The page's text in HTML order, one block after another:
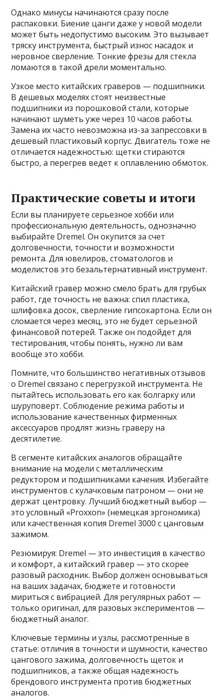
Однако минусы начинаются сразу после
распаковки. Биение цанги даже у новой модели
может быть недопустимо высоким. Это вызывает
тряску инструмента, быстрый износ насадок и
неровное сверление. Тонкие фрезы для стекла
ломаются в такой дрели моментально.
Узкое место китайских граверов — подшипники.
В дешевых моделях стоят неизвестные
подшипники из порошковой стали, которые
начинают шуметь уже через 10 часов работы.
Замена их часто невозможна из-за запрессовки в
дешевый пластиковый корпус. Двигатель тоже не
отличается надежностью: щетки стираются
быстро, а перегрев ведет к оплавлению обмоток.
Практические советы и итоги
Если вы планируете серьезное хобби или
профессиональную деятельность, однозначно
выбирайте Dremel. Он окупится за счет
долговечности, точности и возможности
ремонта. Для ювелиров, стоматологов и
моделистов это безальтернативный инструмент.
Китайский гравер можно смело брать для грубых
работ, где точность не важна: спил пластика,
шлифовка досок, сверление гипсокартона. Если он
сломается через месяц, это не будет серьезной
финансовой потерей. Также он подойдет для
тестирования, чтобы понять, нужно ли вам
вообще это хобби.
Помните, что большинство негативных отзывов
о Dremel связано с перегрузкой инструмента. Не
пытайтесь использовать его как болгарку или
шуруповерт. Соблюдение режима работы и
использование качественных фирменных
аксессуаров продлят жизнь граверу на
десятилетие.
В сегменте китайских аналогов обращайте
внимание на модели с металлическим
редуктором и подшипниками качения. Избегайте
инструментов с кулачковым патроном — они не
держат центровку. Лучший бюджетный выбор —
это условный «Proxxon» (немецкая эргономика)
или качественная копия Dremel 3000 с цанговым
зажимом.
Резюмируя: Dremel — это инвестиция в качество
и комфорт, а китайский гравер — это скорее
разовый расходник. Выбор должен основываться
на ваших задачах, бюджете и готовности
мириться с вибрацией. Для регулярных работ —
только оригинал, для разовых экспериментов —
бюджетный аналог.
Ключевые термины и узлы, рассмотренные в
статье: отличия в точности и шумности, качество
цангового зажима, долговечность щеток и
подшипников, а также общая надежность
брендового инструмента против бюджетных
аналогов.